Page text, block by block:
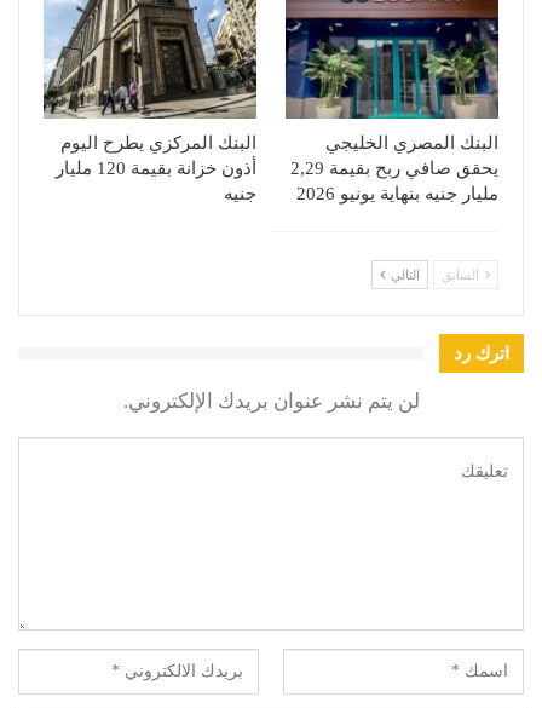
البنك المصري الخليجي
يحقق صافي ربح بقيمة 2,29
مليار جنيه بنهاية يونيو 2026
البنك المركزي يطرح اليوم
أذون خزانة بقيمة 120 مليار
جنيه
السابق التالي
اترك رد
لن يتم نشر عنوان بريدك الإلكتروني.